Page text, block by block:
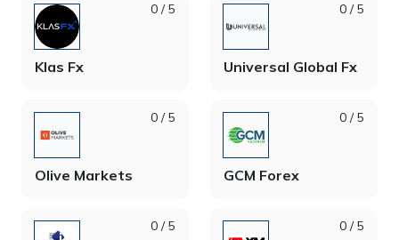
0 / 5
Klas Fx
0 / 5
Universal Global Fx
0 / 5
Olive Markets
0 / 5
GCM Forex
0 / 5 0 / 5